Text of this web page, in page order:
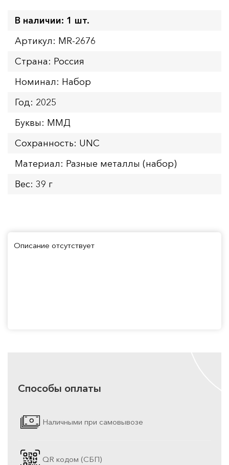
В наличии: 1 шт.
Артикул: MR-2676
Страна: Россия
Номинал: Набор
Год: 2025
Буквы: ММД
Сохранность: UNC
Материал: Разные металлы (набор)
Вес: 39 г
Описание отсутствует
Способы оплаты
Наличными при самовывозе
QR кодом (СБП)